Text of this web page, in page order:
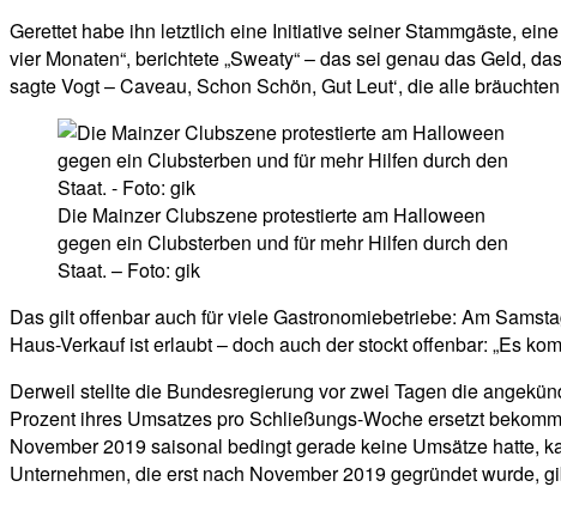
Gerettet habe ihn letztlich eine Initiative seiner Stammgäste,
vier Monaten“, berichtete „Sweaty“ – das sei genau das Geld,
sagte Vogt – Caveau, Schon Schön, Gut Leut‘, die alle
Die Mainzer Clubszene protestierte am Halloween
gegen ein Clubsterben und für mehr Hilfen durch den
Staat. – Foto: gik
Das gilt offenbar auch für viele Gastronomiebetriebe: Am
Haus-Verkauf ist erlaubt – doch auch der stockt offenbar: „Es
Derweil stellte die Bundesregierung vor zwei Tagen die
Prozent ihres Umsatzes pro Schließungs-Woche ersetzt
November 2019 saisonal bedingt gerade keine Umsätze hatte,
Unternehmen, die erst nach November 2019 gegründet wurde,